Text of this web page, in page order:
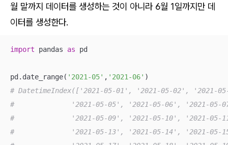
월 말까지 데이터를 생성하는 것이 아니라 6월 1일까지만 데
이터를 생성한다.
import pandas as pd
pd.date_range( '2021-05' , '2021-06'
# DatetimeIndex(['2021-05-01', '2021-05-02', '2021-
#              '2021-05-05', '2021-05-06', '2021-05-
#              '2021-05-09', '2021-05-10', '2021-05-
#              '2021-05-13', '2021-05-14', '2021-05-